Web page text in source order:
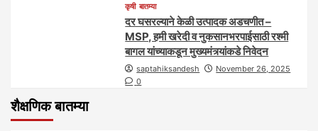
कृषी बातम्या
दर घसरल्याने केळी उत्पादक अडचणीत –
MSP, हमी खरेदी व नुकसानभरपाईसाठी रश्मी
बागल यांच्याकडून मुख्यमंत्र्यांकडे निवेदन
saptahiksandesh
November 26, 2025
0
शैक्षणिक बातम्या